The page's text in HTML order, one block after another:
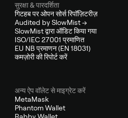
सुरक्षा & पारदर्शिता
गिटहब पर ओपन सोर्स रिपॉज़िटरीज़
Audited by SlowMist →
SlowMist द्वारा ऑडिट किया गया
ISO/IEC 27001 प्रमाणित
EU NB प्रमाणन (EN 18031)
कमज़ोरी की रिपोर्ट करें
अन्य ऐप वॉलेट से माइग्रेट करें
MetaMask
Phantom Wallet
Rabby Wallet